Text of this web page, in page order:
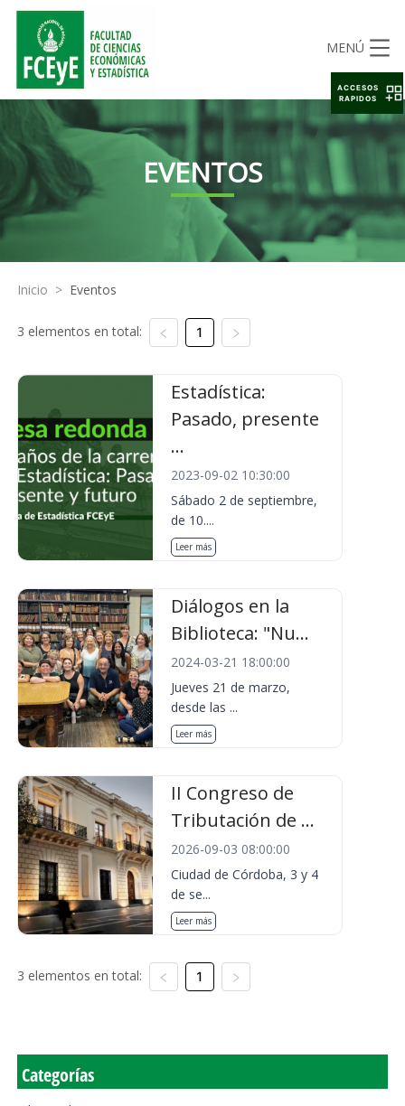
MENÚ
EVENTOS
Inicio > Eventos
3 elementos en total: 1
Estadística:
Pasado, presente
...
2023-09-02 10:30:00
Sábado 2 de septiembre,
de 10....
Leer más
Diálogos en la
Biblioteca: "Nu...
2024-03-21 18:00:00
Jueves 21 de marzo,
desde las ...
Leer más
II Congreso de
Tributación de ...
2026-09-03 08:00:00
Ciudad de Córdoba, 3 y 4
de se...
Leer más
3 elementos en total: 1
Categorías
ACCESOS
RAPIDOS